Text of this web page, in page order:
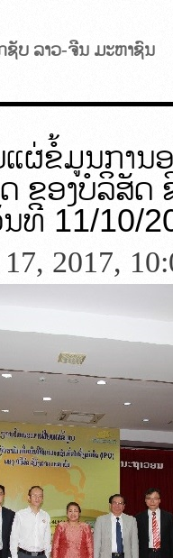
ບ ລາວ-ຈີນ ມະຫາຊົນ
ແຜ່ຂໍ້ມູນກາ
ຂອງບໍລິສັດ
ນທີ 11/10/
2017,